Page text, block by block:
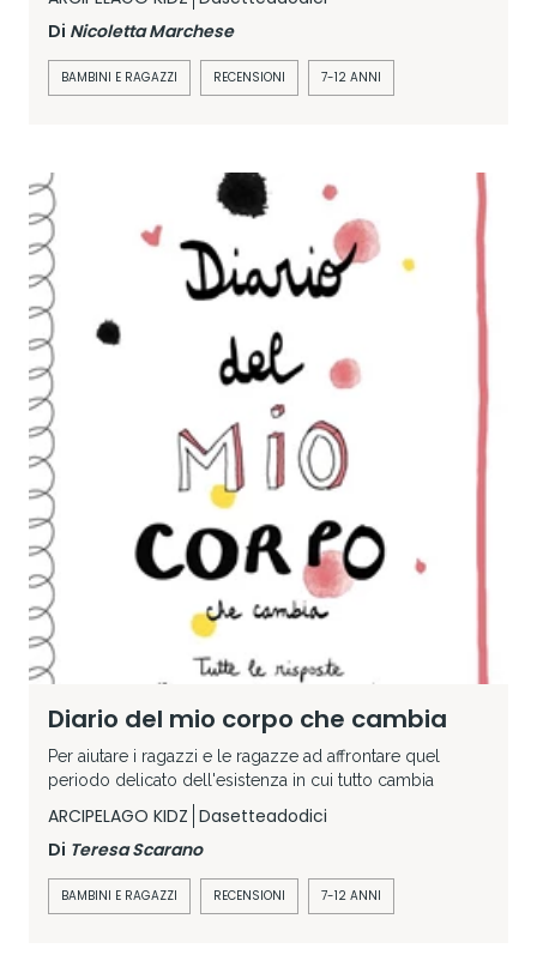
Di Nicoletta Marchese
BAMBINI E RAGAZZI RECENSIONI 7-12 ANNI
Diario del mio corpo che cambia
Per aiutare i ragazzi e le ragazze ad affrontare quel
periodo delicato dell'esistenza in cui tutto cambia
ARCIPELAGO KIDZ Dasetteadodici
Di Teresa Scarano
BAMBINI E RAGAZZI RECENSIONI 7-12 ANNI